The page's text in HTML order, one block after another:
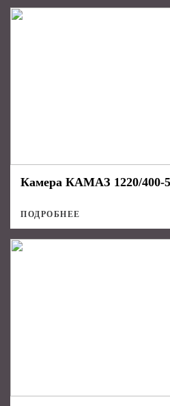
Камера КАМАЗ 1220/400-
ПОДРОБНЕЕ